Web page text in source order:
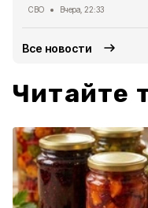
СВО Вчера, 22:33
Все новости
Читайте